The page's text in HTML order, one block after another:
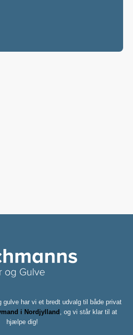
har vi et bredt udvalg til både privat
i Nordjylland , og vi står klar til at
hjælpe dig!